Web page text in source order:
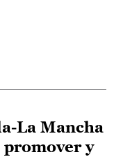
La Mancha
promover y